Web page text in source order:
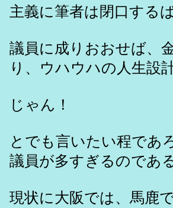
主義に筆者は閉口する
議員に成りおおせば、
り、ウハウハの人生設
じゃん！
とでも言いたい程であ
議員が多すぎるのである
現状に大阪では、馬鹿